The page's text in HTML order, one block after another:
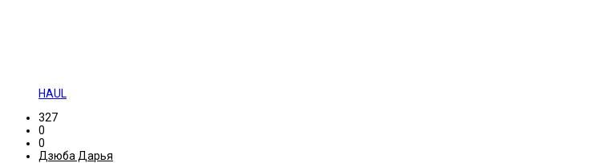
HAUL
327
0
0
Дзюба Дарья